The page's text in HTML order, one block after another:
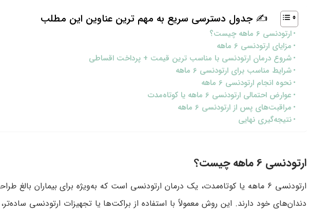
✍ جدول دسترسی سریع به مهم ترین عناوین این مطلب
ارتودنسی 6 ماهه چیست؟
مزایای ارتودنسی 6 ماهه
شروع درمان ارتودنسی با مناسب ترین قیمت + پرداخت اقساطی
شرایط مناسب برای ارتودنسی 6 ماهه
نحوه انجام ارتودنسی 6 ماهه
عوارض احتمالی ارتودنسی 6 ماهه یا کوتاه‌مدت
مراقبت‌های پس از ارتودنسی 6 ماهه
نتیجه‌گیری نهایی
ارتودنسی 6 ماهه چیست؟
ارتودنسی 6 ماهه یا کوتاه‌مدت، یک درمان ارتودنسی است که به‌ویژه برای بیماران
دندان‌های خود دارند. این روش معمولاً با استفاده از براکت‌ها یا تجهیزات ارتودنسی